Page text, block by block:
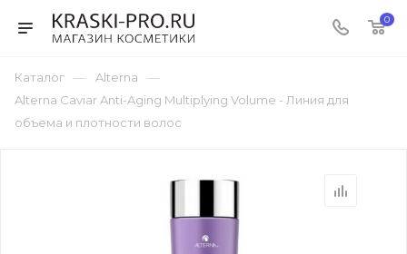
0
Каталог — Alterna —
Alterna Caviar Anti-Aging Multiplying Volume - Линия для
объема и плотности волос